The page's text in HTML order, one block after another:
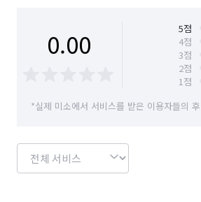
0.00 5점
4점
3점
2점
1점
*실제 미소에서 서비스를 받은 이용자들의